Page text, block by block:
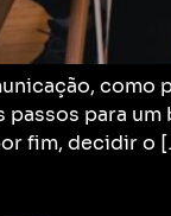
como
para um
fim, decidir o